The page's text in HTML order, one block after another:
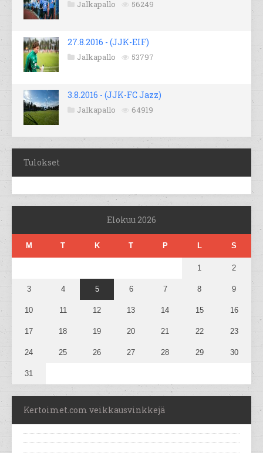
Jalkapallo 56249
27.8.2016 - (JJK-EIF)
Jalkapallo 53797
3.8.2016 - (JJK-FC Jazz)
Jalkapallo 64919
Tulokset
Elokuu 2026
M T K T P L S
1 2
3 4 5 6 7 8 9
10 11 12 13 14 15 16
17 18 19 20 21 22 23
24 25 26 27 28 29 30
31
Kertoimet.com veikkausvinkkejä